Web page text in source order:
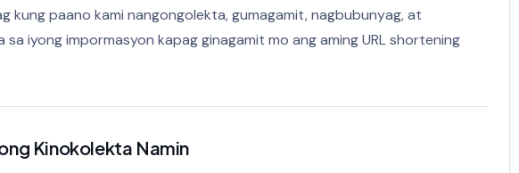
kung paano kami nangongolekta, gumagamit, nagbubunyag, at
iyong impormasyon kapag ginagamit mo ang aming URL shortening
Kinokolekta Namin